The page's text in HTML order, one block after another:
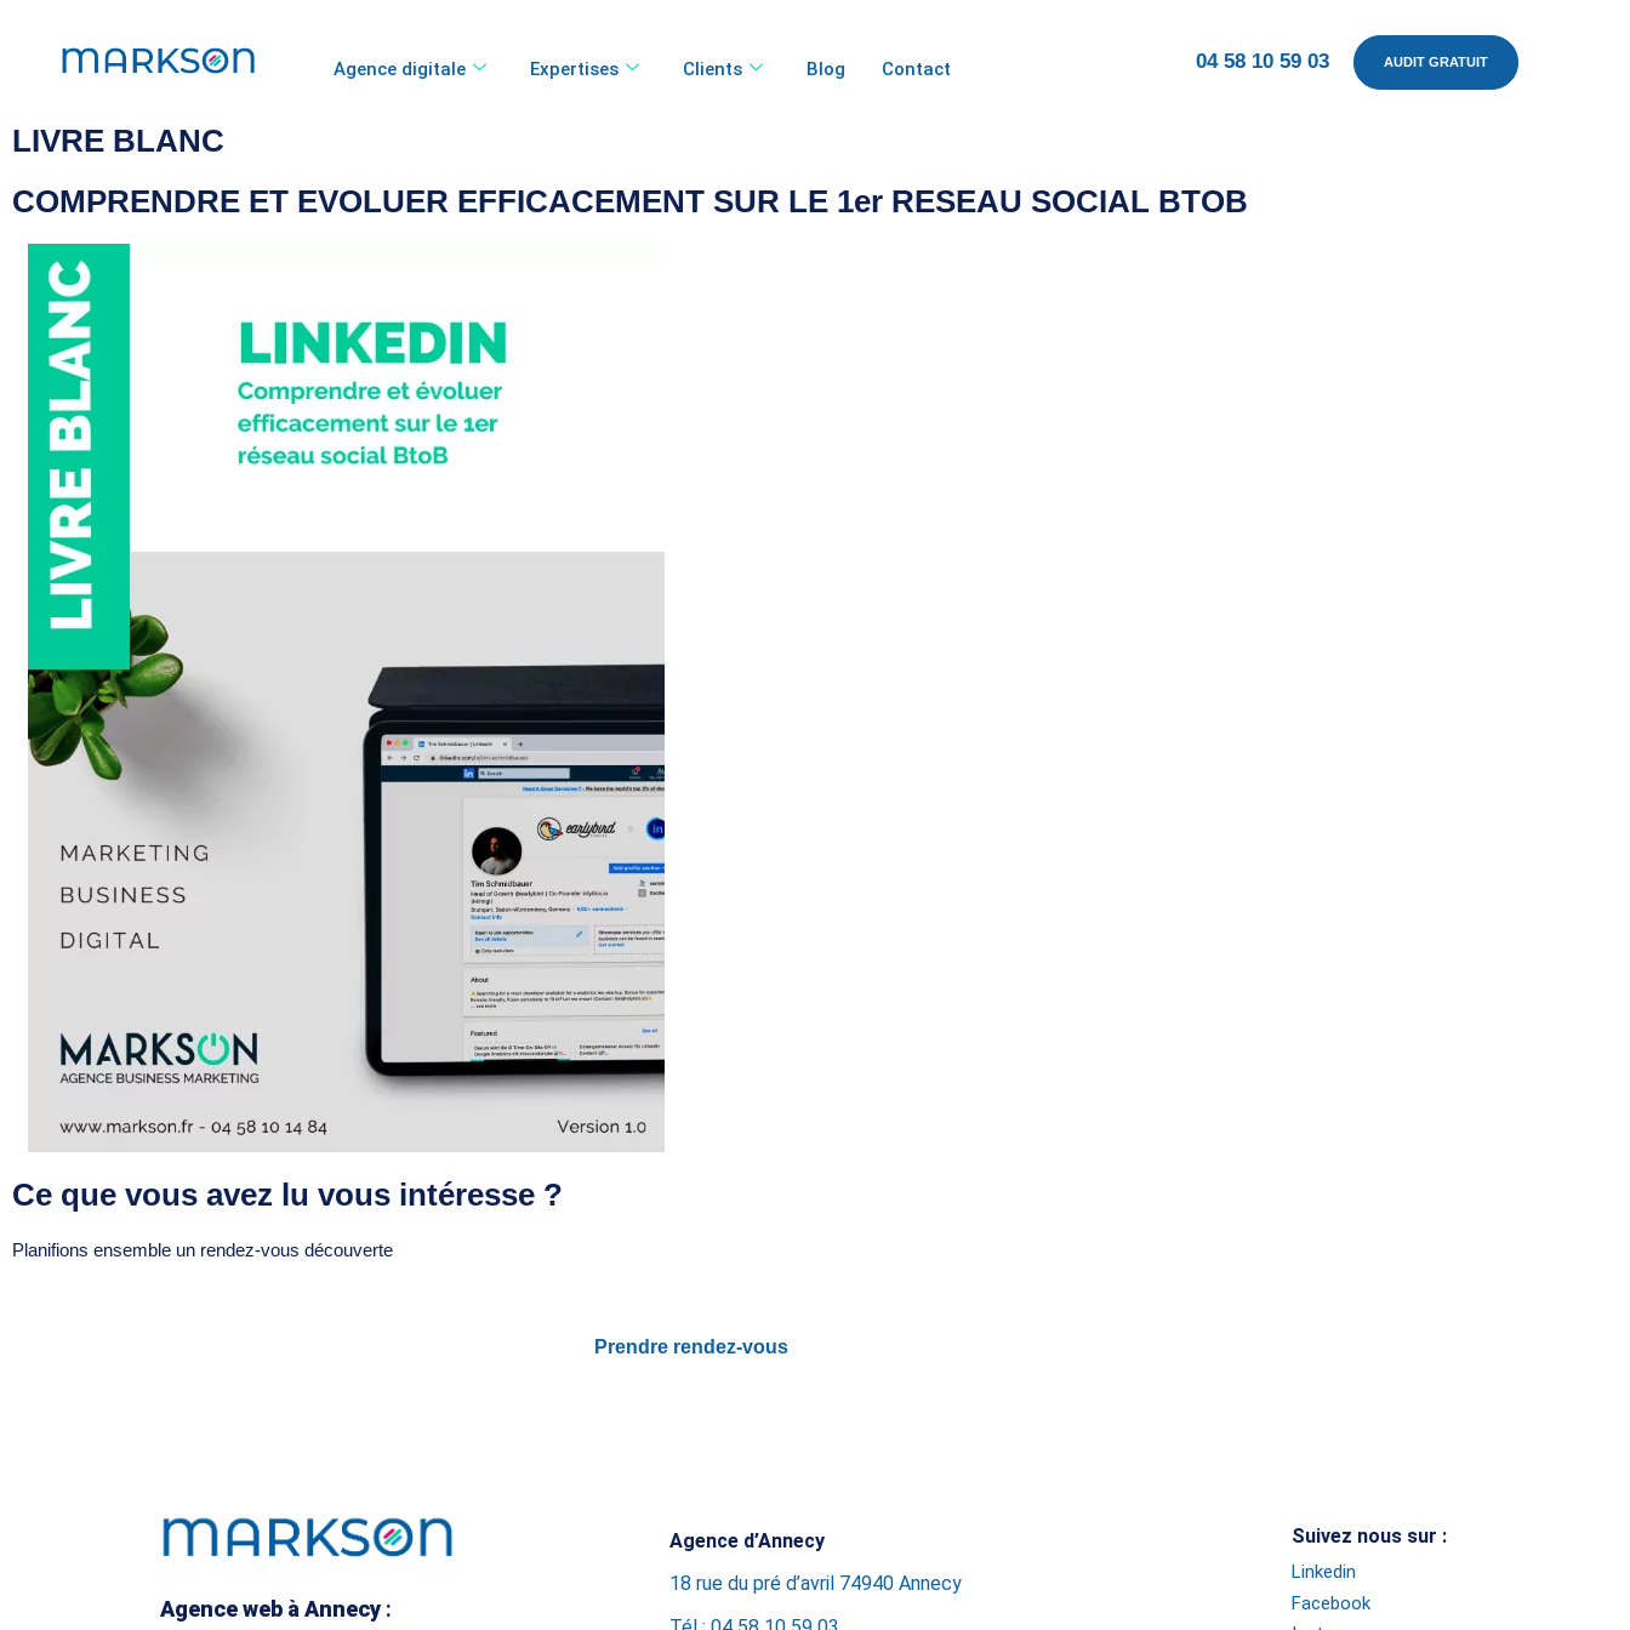
Agence digitale Expertises Clients Blog Contact 04 58 10 59 03 AUDIT GRATUIT
LIVRE BLANC
COMPRENDRE ET EVOLUER EFFICACEMENT SUR LE 1er RESEAU SOCIAL BTOB
Ce que vous avez lu vous intéresse ?
Planifions ensemble un rendez-vous découverte
Prendre rendez-vous
Agence web à Annecy:
Agence d’Annecy
18 rue du pré d’avril 74940 Annecy
Suivez nous sur :
Linkedin
Facebook